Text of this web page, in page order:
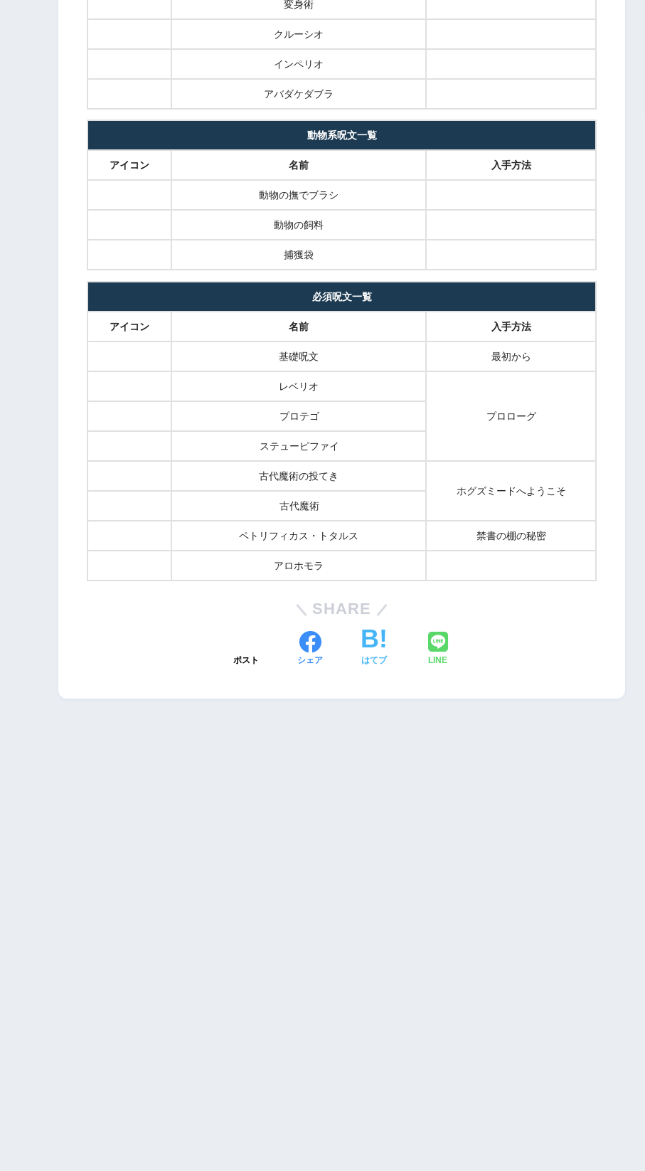
変身術
クルーシオ
インペリオ
アバダケダブラ
動物系呪文一覧
アイコン 名前 入手方法
動物の撫でブラシ
動物の飼料
捕獲袋
必須呪文一覧
アイコン 名前 入手方法
基礎呪文 最初から
レベリオ
プロローグ
プロテゴ
ステューピファイ
古代魔術の投てき
ホグズミードへようこそ
古代魔術
ペトリフィカス・トタルス 禁書の棚の秘密
アロホモラ
SHARE
ポスト シェア はてブ LINE